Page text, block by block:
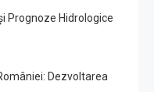
Prognoze Hidrologice
Dezvoltarea